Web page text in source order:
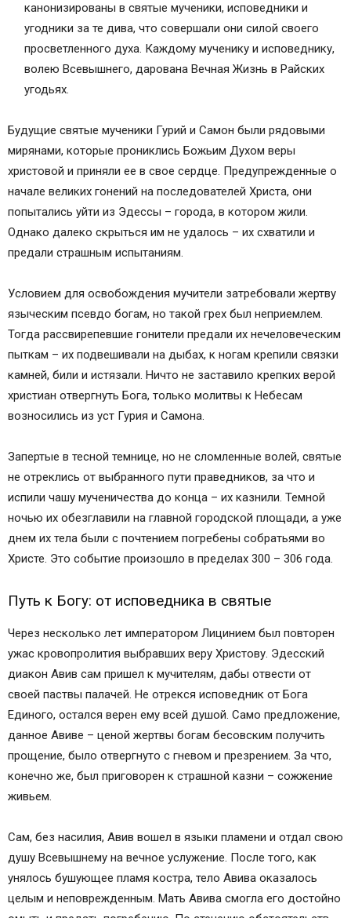
канонизированы в святые мученики, исповедники и
угодники за те дива, что совершали они силой своего
просветленного духа. Каждому мученику и исповеднику,
волею Всевышнего, дарована Вечная Жизнь в Райских
угодьях.
Будущие святые мученики Гурий и Самон были рядовыми
мирянами, которые прониклись Божьим Духом веры
христовой и приняли ее в свое сердце. Предупрежденные о
начале великих гонений на последователей Христа, они
попытались уйти из Эдессы – города, в котором жили.
Однако далеко скрыться им не удалось – их схватили и
предали страшным испытаниям.
Условием для освобождения мучители затребовали жертву
языческим псевдо богам, но такой грех был неприемлем.
Тогда рассвирепевшие гонители предали их нечеловеческим
пыткам – их подвешивали на дыбах, к ногам крепили связки
камней, били и истязали. Ничто не заставило крепких верой
христиан отвергнуть Бога, только молитвы к Небесам
возносились из уст Гурия и Самона.
Запертые в тесной темнице, но не сломленные волей, святые
не отреклись от выбранного пути праведников, за что и
испили чашу мученичества до конца – их казнили. Темной
ночью их обезглавили на главной городской площади, а уже
днем их тела были с почтением погребены собратьями во
Христе. Это событие произошло в пределах 300 – 306 года.
Путь к Богу: от исповедника в святые
Через несколько лет императором Лицинием был повторен
ужас кровопролития выбравших веру Христову. Эдесский
диакон Авив сам пришел к мучителям, дабы отвести от
своей паствы палачей. Не отрекся исповедник от Бога
Единого, остался верен ему всей душой. Само предложение,
данное Авиве – ценой жертвы богам бесовским получить
прощение, было отвергнуто с гневом и презрением. За что,
конечно же, был приговорен к страшной казни – сожжение
живьем.
Сам, без насилия, Авив вошел в языки пламени и отдал свою
душу Всевышнему на вечное услужение. После того, как
унялось бушующее пламя костра, тело Авива оказалось
целым и неповрежденным. Мать Авива смогла его достойно